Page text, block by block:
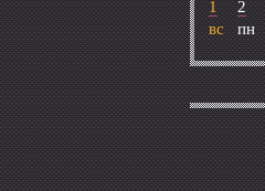
вс
1
пн
2